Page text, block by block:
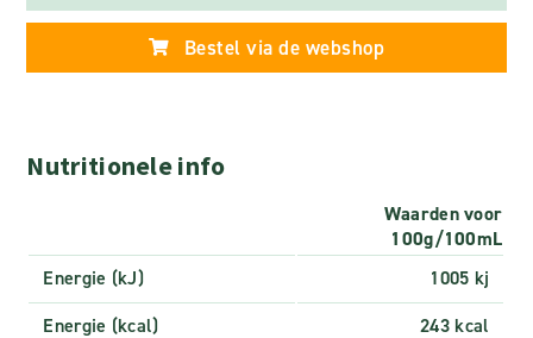
Bestel via de webshop
Nutritionele info
Waarden voor
100g/100mL
Energie (kJ)
1005 kj
Energie (kcal)
243 kcal